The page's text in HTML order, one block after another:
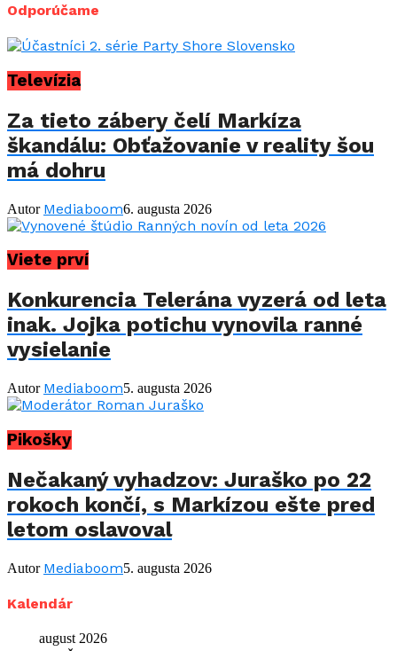
Odporúčame
Televízia
Za tieto zábery čelí Markíza
škandálu: Obťažovanie v reality šou
má dohru
Autor Mediaboom6. augusta 2026
Viete prví
Konkurencia Telerána vyzerá od leta
inak. Jojka potichu vynovila ranné
vysielanie
Autor Mediaboom5. augusta 2026
Pikošky
Nečakaný vyhadzov: Juraško po 22
rokoch končí, s Markízou ešte pred
letom oslavoval
Autor Mediaboom5. augusta 2026
Kalendár
august 2026